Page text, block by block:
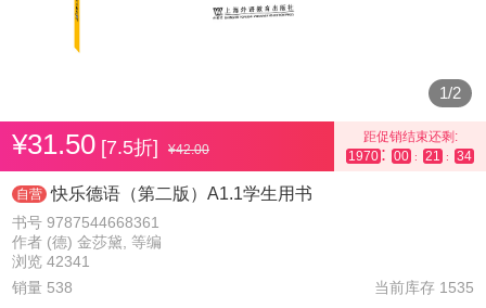
1/2
¥31.50 [7.5折] ¥42.00
距促销结束还剩:
1970 : 00 : 21 : 34
自营 快乐德语（第二版）A1.1学生用书
书号 9787544668361
作者 (德) 金莎黛, 等编
浏览 42341
销量 538
当前库存 1535